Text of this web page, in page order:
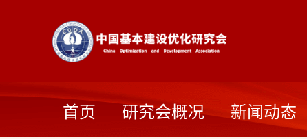
首页 研究会概况 新闻动态